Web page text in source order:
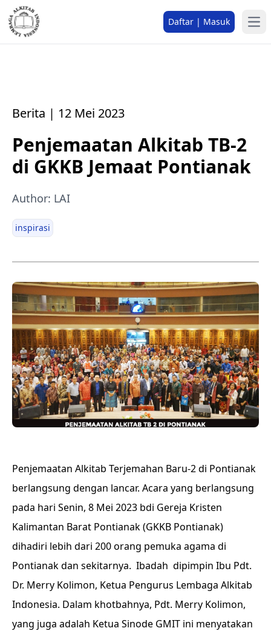
Daftar | Masuk
Berita | 12 Mei 2023
Penjemaatan Alkitab TB-2
di GKKB Jemaat Pontianak
Author: LAI
inspirasi
Penjemaatan Alkitab Terjemahan Baru-2 di Pontianak
berlangsung dengan lancar. Acara yang berlangsung
pada hari Senin, 8 Mei 2023 bdi Gereja Kristen
Kalimantan Barat Pontianak (GKKB Pontianak)
dihadiri lebih dari 200 orang pemuka agama di
Pontianak dan sekitarnya. Ibadah dipimpin Ibu Pdt.
Dr. Merry Kolimon, Ketua Pengurus Lembaga Alkitab
Indonesia. Dalam khotbahnya, Pdt. Merry Kolimon,
yang juga adalah Ketua Sinode GMIT ini menyatakan